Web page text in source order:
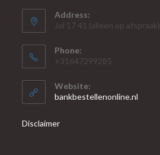
Address:
Jol 17 41 (alleen op afspraak)
Phone:
+31647299285
Website:
bankbestellenonline.nl
Disclaimer